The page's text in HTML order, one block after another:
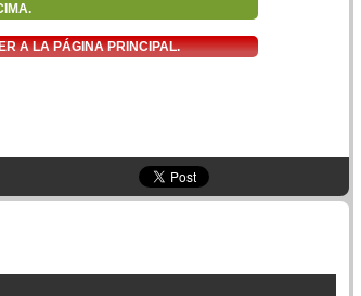
A LA PÁGINA PRINCIPAL.